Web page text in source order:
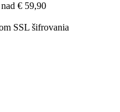
nad € 59,90
SSL šifrovania